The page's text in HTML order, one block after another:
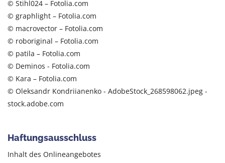
© Stihl024 – Fotolia.com
© graphlight – Fotolia.com
© macrovector – Fotolia.com
© roboriginal – Fotolia.com
© patila – Fotolia.com
© Deminos - Fotolia.com
© Kara – Fotolia.com
© Oleksandr Kondriianenko - AdobeStock_268598062.jpeg -
stock.adobe.com
Haftungsausschluss
Inhalt des Onlineangebotes